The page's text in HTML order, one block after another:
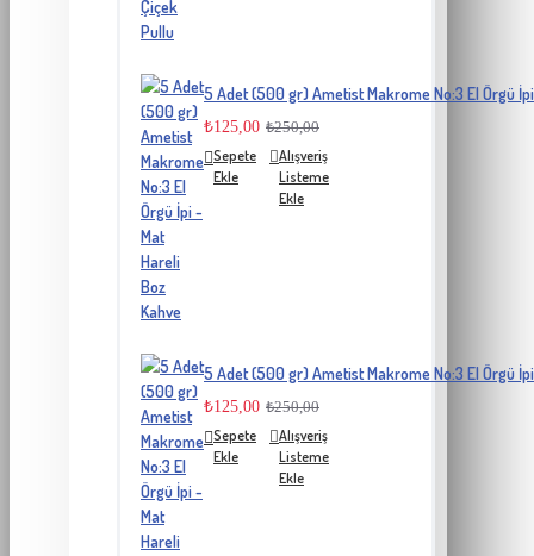
5 Adet (500 gr) Ametist Makrome No:3 El Örgü
₺125,00 ₺250,00
Sepete
Ekle
Alışveriş
Listeme
Ekle
5 Adet (500 gr) Ametist Makrome No:3 El Örgü
₺125,00 ₺250,00
Sepete
Ekle
Alışveriş
Listeme
Ekle